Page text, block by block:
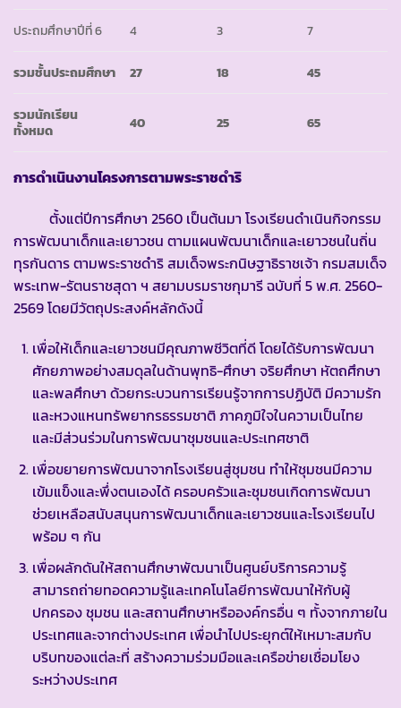
ประถมศึกษาปีที่ 6 4 3 7
รวมชั้นประถมศึกษา 27 18 45
รวมนักเรียน
ทั้งหมด
40 25 65
การดำเนินงานโครงการตามพระราชดำริ
ตั้งแต่ปีการศึกษา 2560 เป็นต้นมา โรงเรียนดำเนินกิจกรรม
การพัฒนาเด็กและเยาวชน ตามแผนพัฒนาเด็กและเยาวชนในถิ่น
ทุรกันดาร ตามพระราชดำริ สมเด็จพระกนิษฐาธิราชเจ้า กรมสมเด็จ
พระเทพ-รัตนราชสุดา ฯ สยามบรมราชกุมารี ฉบับที่ 5 พ.ศ. 2560-
2569 โดยมีวัตถุประสงค์หลักดังนี้
เพื่อให้เด็กและเยาวชนมีคุณภาพชีวิตที่ดี โดยได้รับการพัฒนา
ศักยภาพอย่างสมดุลในด้านพุทธิ-ศึกษา จริยศึกษา หัตถศึกษา
และพลศึกษา ด้วยกระบวนการเรียนรู้จากการปฏิบัติ มีความรัก
และหวงแหนทรัพยากรธรรมชาติ ภาคภูมิใจในความเป็นไทย
และมีส่วนร่วมในการพัฒนาชุมชนและประเทศชาติ
เพื่อขยายการพัฒนาจากโรงเรียนสู่ชุมชน ทำให้ชุมชนมีความ
เข้มแข็งและพึ่งตนเองได้ ครอบครัวและชุมชนเกิดการพัฒนา
ช่วยเหลือสนับสนุนการพัฒนาเด็กและเยาวชนและโรงเรียนไป
พร้อม ๆ กัน
เพื่อผลักดันให้สถานศึกษาพัฒนาเป็นศูนย์บริการความรู้
สามารถถ่ายทอดความรู้และเทคโนโลยีการพัฒนาให้กับผู้
ปกครอง ชุมชน และสถานศึกษาหรือองค์กรอื่น ๆ ทั้งจากภายใน
ประเทศและจากต่างประเทศ เพื่อนำไปประยุกต์ให้เหมาะสมกับ
บริบทของแต่ละที่ สร้างความร่วมมือและเครือข่ายเชื่อมโยง
ระหว่างประเทศ